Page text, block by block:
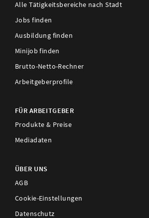
Alle Tätigkeitsbereiche nach Stadt
Jobs finden
Ausbildung finden
Minijob finden
Brutto-Netto-Rechner
Arbeitgeberprofile
FÜR ARBEITGEBER
Produkte & Preise
Mediadaten
ÜBER UNS
AGB
Cookie-Einstellungen
Datenschutz